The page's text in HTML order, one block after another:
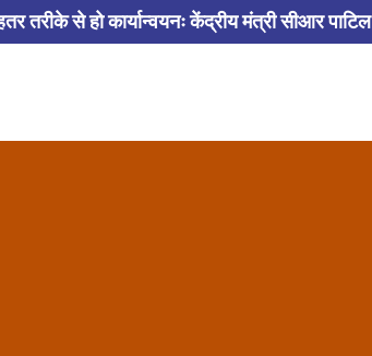
तरीके से हो कार्यान्वयनः केंद्रीय मंत्री सीआर पाटिल